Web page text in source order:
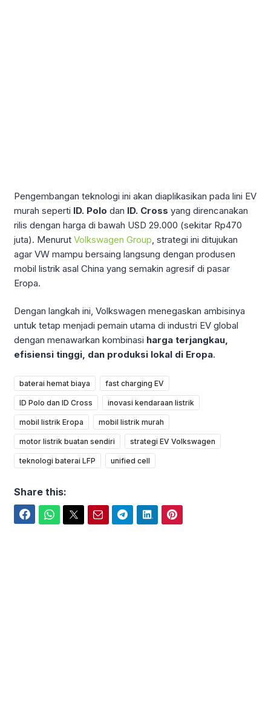
Pengembangan teknologi ini akan diaplikasikan pada lini EV
murah seperti ID. Polo dan ID. Cross yang direncanakan
rilis dengan harga di bawah USD 29.000 (sekitar Rp470
juta). Menurut Volkswagen Group, strategi ini ditujukan
agar VW mampu bersaing langsung dengan produsen
mobil listrik asal China yang semakin agresif di pasar
Eropa.
Dengan langkah ini, Volkswagen menegaskan ambisinya
untuk tetap menjadi pemain utama di industri EV global
dengan menawarkan kombinasi harga terjangkau,
efisiensi tinggi, dan produksi lokal di Eropa.
baterai hemat biaya fast charging EV
ID Polo dan ID Cross inovasi kendaraan listrik
mobil listrik Eropa mobil listrik murah
motor listrik buatan sendiri strategi EV Volkswagen
teknologi baterai LFP unified cell
Share this: